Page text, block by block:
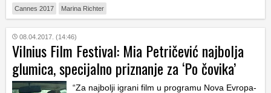
Cannes 2017 Marina Richter
08.04.2017. (14:46)
Vilnius Film Festival: Mia Petričević najbolja
glumica, specijalno priznanje za ‘Po čovika’
“Za najbolji igrani film u programu Nova Evropa-